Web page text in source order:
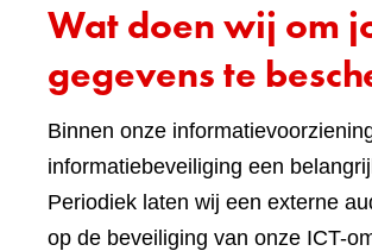
Wat doen wij om
gegevens te
Binnen onze
informatiebeveiliging een
Periodiek laten wij een externe
op de beveiliging van onze ICT-